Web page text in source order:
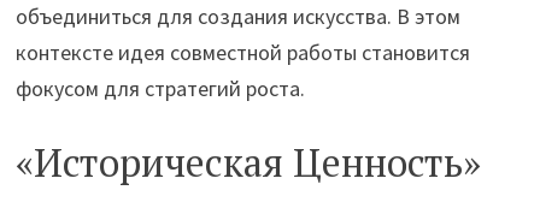
объединиться для создания искусства. В этом
контексте идея совместной работы становится
фокусом для стратегий роста.
«Историческая Ценность»